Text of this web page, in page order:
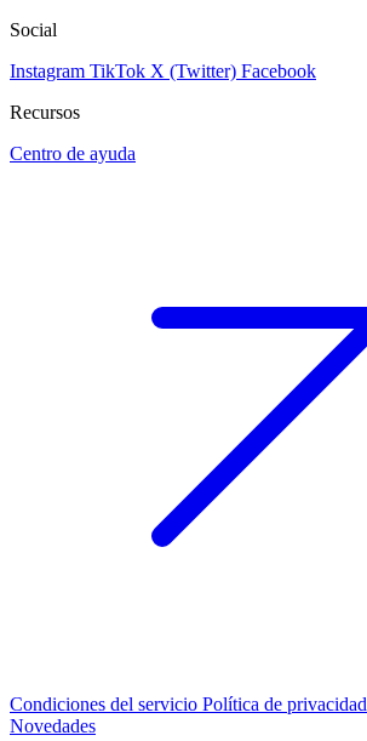
Social
Instagram TikTok X (Twitter) Facebook
Recursos
Centro de ayuda
Condiciones del servicio Política de privacidad
Novedades